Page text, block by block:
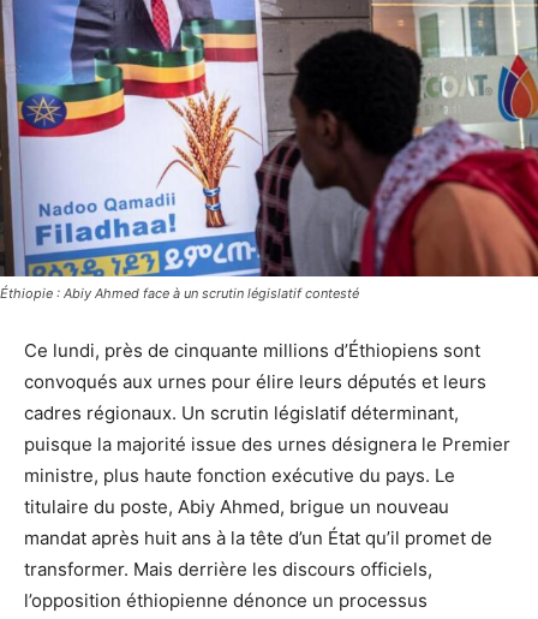
Éthiopie : Abiy Ahmed face à un scrutin législatif contesté
Ce lundi, près de cinquante millions d’Éthiopiens sont
convoqués aux urnes pour élire leurs députés et leurs
cadres régionaux. Un scrutin législatif déterminant,
puisque la majorité issue des urnes désignera le Premier
ministre, plus haute fonction exécutive du pays. Le
titulaire du poste, Abiy Ahmed, brigue un nouveau
mandat après huit ans à la tête d’un État qu’il promet de
transformer. Mais derrière les discours officiels,
l’opposition éthiopienne dénonce un processus